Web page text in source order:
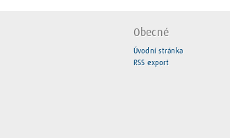
Obecné
Úvodní stránka
RSS export